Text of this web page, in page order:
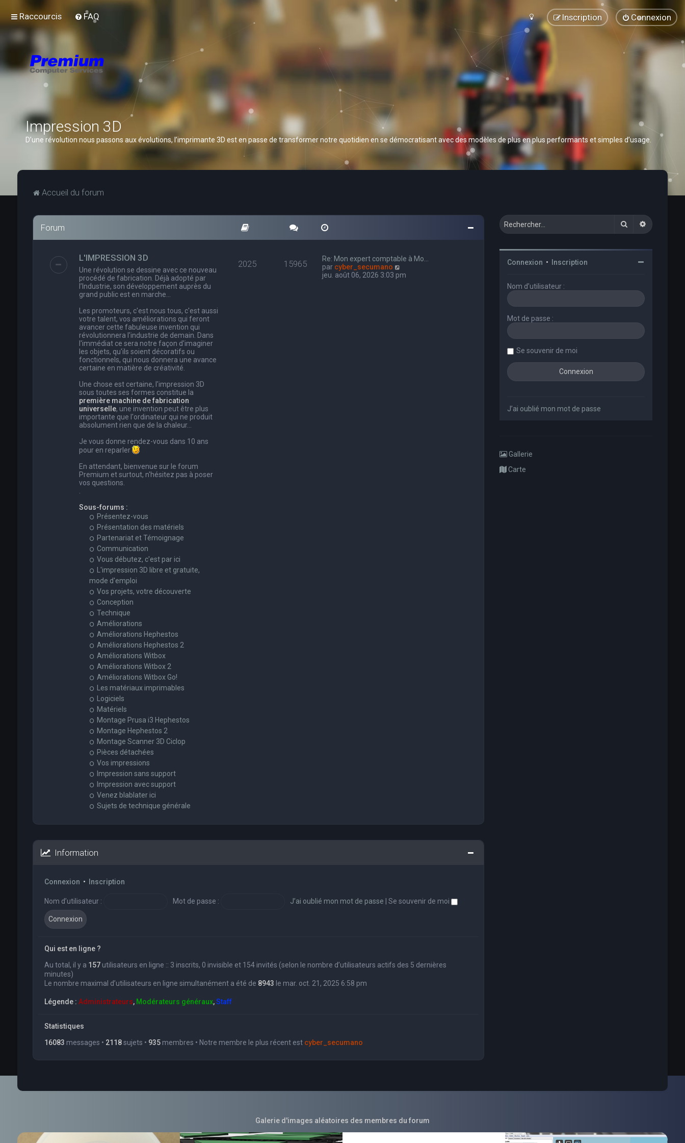
Raccourcis FAQ Connexion
Inscription
Impression 3D
D’une révolution nous passons aux évolutions, l’imprimante 3D est en passe de transformer notre quotidien en se démocratisant avec des modèles de plus en plus performants et simples d’usage.
Accueil du forum
Forum
L'IMPRESSION 3D
Une révolution se dessine avec ce nouveau
procédé de fabrication. Déjà adopté par
l’Industrie, son développement auprès du
grand public est en marche…
Les promoteurs, c'est nous tous, c'est aussi
votre talent, vos améliorations qui feront
avancer cette fabuleuse invention qui
révolutionnera l'industrie de demain. Dans
l'immédiat ce sera notre façon d'imaginer
les objets, qu'ils soient décoratifs ou
fonctionnels, qui nous donnera une avance
certaine en matière de créativité.
Une chose est certaine, l'impression 3D
sous toutes ses formes constitue la
première machine de fabrication
universelle, une invention peut être plus
importante que l'ordinateur qui ne produit
absolument rien que de la chaleur...
Je vous donne rendez-vous dans 10 ans
pour en reparler
En attendant, bienvenue sur le forum
Premium et surtout, n'hésitez pas à poser
vos questions.
Sous-forums :
Présentez-vous
Présentation des matériels
Partenariat et Témoignage
Communication
Vous débutez, c'est par ici
L'impression 3D libre et gratuite,
mode d'emploi
Vos projets, votre découverte
Conception
Technique
Améliorations
Améliorations Hephestos
Améliorations Hephestos 2
Améliorations Witbox
Améliorations Witbox 2
Améliorations Witbox Go!
Les matériaux imprimables
Logiciels
Matériels
Montage Prusa i3 Hephestos
Montage Hephestos 2
Montage Scanner 3D Ciclop
Pièces détachées
Vos impressions
Impression sans support
Impression avec support
Venez blablater ici
Sujets de technique générale
2025 15965
Re: Mon expert comptable à Mo…
par cyber_secumano
o
jeu. août 06, 2026 3:03 pm
Information
Connexion • Inscription
Nom d’utilisateur : Mot de passe : J’ai oublié mon mot de passe Se souvenir de moi
Qui est en ligne ?
Au total, il y a 157utilisateurs en ligne :: 3 inscrits, 0 invisible et 154 invités (selon le nombre d’utilisateurs actifs des 5 dernières
minutes)
Le nombre maximal d’utilisateurs en ligne simultanément a été de 8943 le mar. oct. 21, 2025 6:58 pm
Légende : Administrateurs, Modérateurs généraux,Staff
Statistiques
16083 messages • 2118sujets • 935membres • Notre membre le plus récent est cyber_secumano
Rechercher
Connexion • Inscription
Nom d’utilisateur :
Mot de passe :
Se souvenir de moi
J’ai oublié mon mot de passe
Gallerie
Carte
Galerie d'images aléatoires des membres du forum